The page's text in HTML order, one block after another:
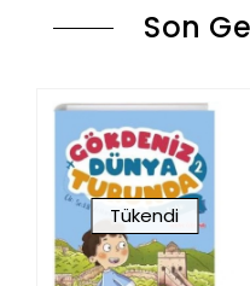
Son
Tükendi